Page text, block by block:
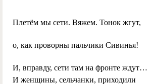
Плетём мы сети. Вяжем. Тонок жгут,
о, как проворны пальчики Сивинья!
И, вправду, сети там на фронте ждут…
И женщины, сельчанки, приходили